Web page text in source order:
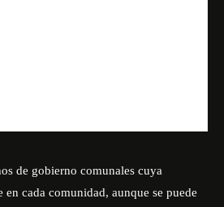
de gobierno comunales cuya
cada comunidad, aunque se puede